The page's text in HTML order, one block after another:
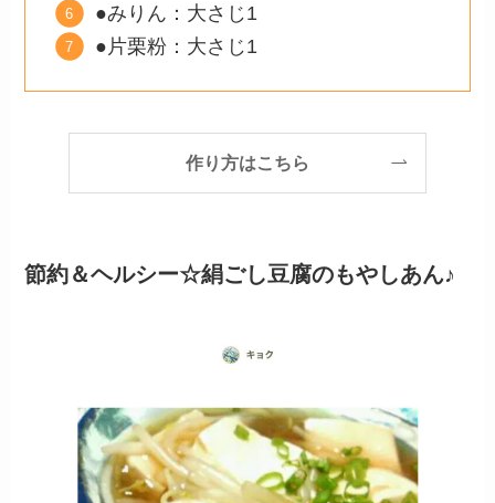
●みりん：大さじ1
●片栗粉：大さじ1
作り方はこちら
節約＆ヘルシー☆絹ごし豆腐のもやしあん♪